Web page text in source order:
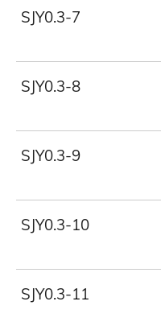
SJY0.3-7
SJY0.3-8
SJY0.3-9
SJY0.3-10
SJY0.3-11